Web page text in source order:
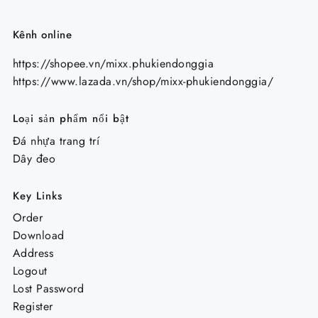
Kênh online
https://shopee.vn/mixx.phukiendonggia
https://www.lazada.vn/shop/mixx-phukiendonggia/
Loại sản phẩm nổi bật
Đá nhựa trang trí
Dây đeo
Key Links
Order
Download
Address
Logout
Lost Password
Register